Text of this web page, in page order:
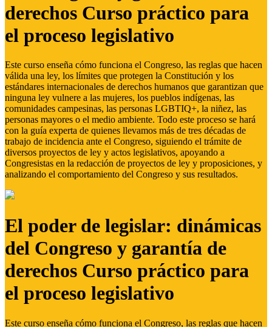
derechos Curso práctico para
el proceso legislativo
Este curso enseña cómo funciona el Congreso, las reglas que hacen
válida una ley, los límites que protegen la Constitución y los
estándares internacionales de derechos humanos que garantizan que
ninguna ley vulnere a las mujeres, los pueblos indígenas, las
comunidades campesinas, las personas LGBTIQ+, la niñez, las
personas mayores o el medio ambiente. Todo este proceso se hará
con la guía experta de quienes llevamos más de tres décadas de
trabajo de incidencia ante el Congreso, siguiendo el trámite de
diversos proyectos de ley y actos legislativos, apoyando a
Congresistas en la redacción de proyectos de ley y proposiciones, y
analizando el comportamiento del Congreso y sus resultados.
El poder de legislar: dinámicas
del Congreso y garantía de
derechos Curso práctico para
el proceso legislativo
Este curso enseña cómo funciona el Congreso, las reglas que hacen